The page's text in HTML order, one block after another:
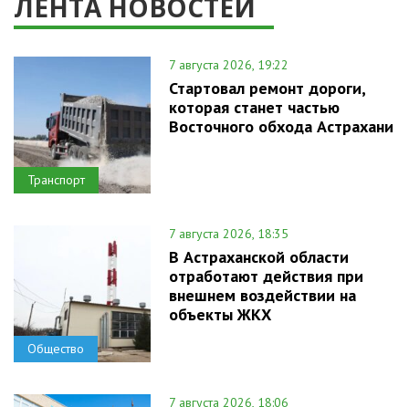
ЛЕНТА НОВОСТЕЙ
Транспорт
7 августа 2026, 19:22
Стартовал ремонт дороги,
которая станет частью
Восточного обхода Астрахани
Общество
7 августа 2026, 18:35
В Астраханской области
отработают действия при
внешнем воздействии на
объекты ЖКХ
7 августа 2026, 18:06